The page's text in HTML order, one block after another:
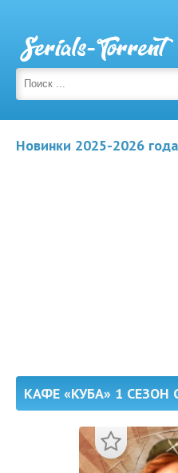
Новинки 2025-2026 года
КАФЕ «КУБА» 1 СЕЗОН